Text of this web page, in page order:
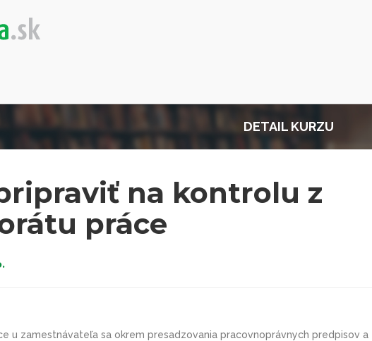
DETAIL KURZU
na kontrolu z
práce
u zamestnávateľa sa okrem presadzovania pracovnoprávnych predpisov a